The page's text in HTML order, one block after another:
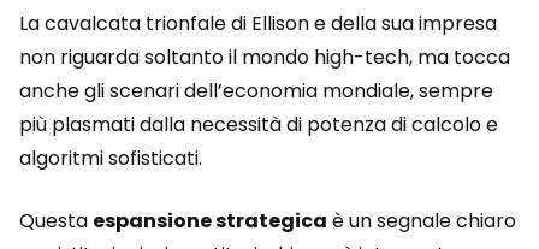
La cavalcata trionfale di Ellison e della sua impresa
non riguarda soltanto il mondo high-tech, ma tocca
anche gli scenari dell’economia mondiale, sempre
più plasmati dalla necessità di potenza di calcolo e
algoritmi sofisticati.
Questa espansione strategica è un segnale chiaro